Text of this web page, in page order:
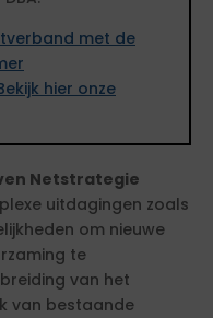
met de
hier onze
Netstrategie
uitdagingen zoals
om nieuwe
te
van het
van bestaande